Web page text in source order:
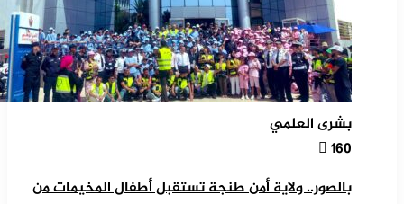
بشرى العلمي
160
بالصور.. ولاية أمن طنجة تستقبل أطفال المخيمات من